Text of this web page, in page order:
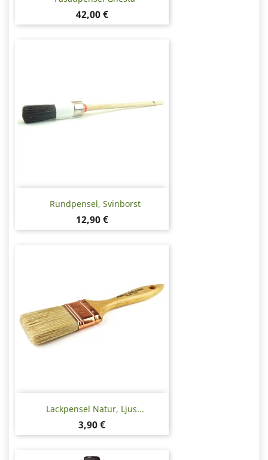
Pris
42,00 €
Rundpensel, Svinborst
Pris
12,90 €
Lackpensel Natur, Ljus...
Pris
3,90 €